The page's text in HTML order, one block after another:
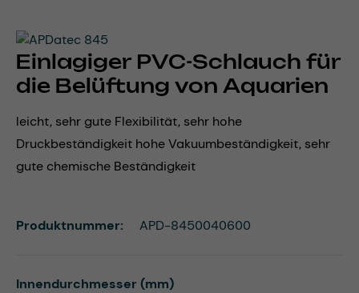
Einlagiger PVC-Schlauch für
die Belüftung von Aquarien
leicht, sehr gute Flexibilität, sehr hohe
Druckbeständigkeit hohe Vakuumbeständigkeit, sehr
gute chemische Beständigkeit
Innendurchmesser (mm)auswählen
Produktnummer: APD-8450040600